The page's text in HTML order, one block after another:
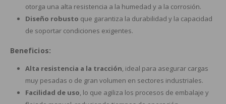
otorga una alta resistencia a la humedad y a la corrosión.
Diseño robusto que garantiza la durabilidad y la capacidad
de soportar condiciones exigentes.
Beneficios:
Alta resistencia a la tracción, ideal para asegurar cargas
muy pesadas o de gran volumen en sectores industriales.
Facilidad de uso, lo que agiliza los procesos de embalaje y